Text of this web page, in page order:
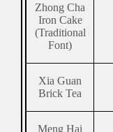
Zhong Cha
Iron Cake
(Traditional
Font)
Xia Guan
Brick Tea
Meng Hai